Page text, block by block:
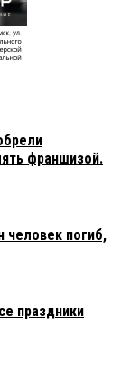
франшизой.
человек погиб,
праздники